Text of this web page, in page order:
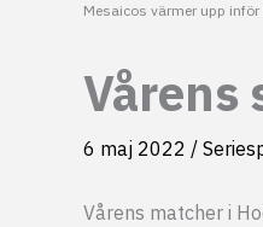
Mesaicos värmer upp
Vårens
6 maj 2022 /
Vårens matcher i